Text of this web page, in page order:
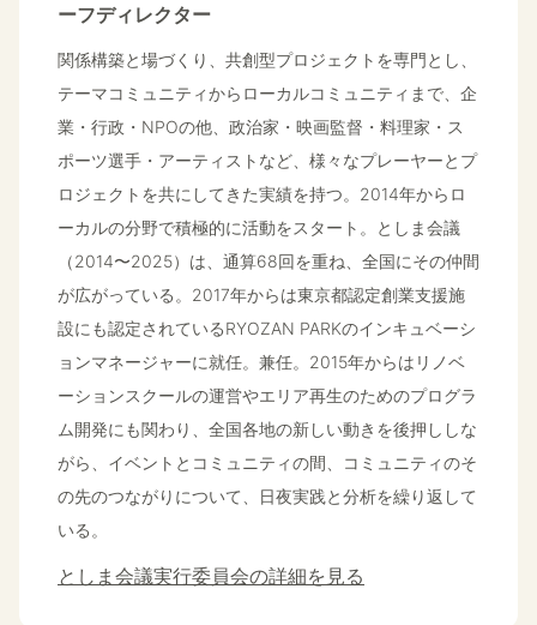
ーフディレクター
関係構築と場づくり、共創型プロジェクトを専門とし、
テーマコミュニティからローカルコミュニティまで、企
業・行政・NPOの他、政治家・映画監督・料理家・ス
ポーツ選手・アーティストなど、様々なプレーヤーとプ
ロジェクトを共にしてきた実績を持つ。2014年からロ
ーカルの分野で積極的に活動をスタート。としま会議
（2014〜2025）は、通算68回を重ね、全国にその仲間
が広がっている。2017年からは東京都認定創業支援施
設にも認定されているRYOZAN PARKのインキュベーシ
ョンマネージャーに就任。兼任。2015年からはリノベ
ーションスクールの運営やエリア再生のためのプログラ
ム開発にも関わり、全国各地の新しい動きを後押ししな
がら、イベントとコミュニティの間、コミュニティのそ
の先のつながりについて、日夜実践と分析を繰り返して
いる。
としま会議実行委員会の詳細を見る